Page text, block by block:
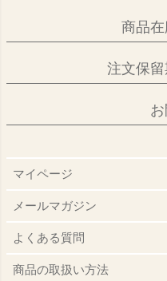
商品
注文保
マイページ
メールマガジン
よくある質問
商品の取扱い方法